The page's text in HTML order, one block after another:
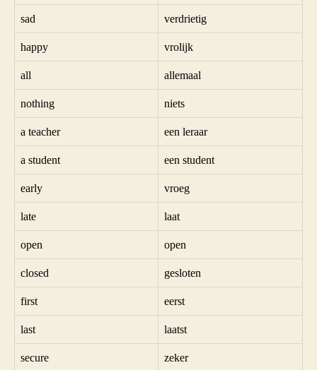
sad verdrietig
happy vrolijk
all allemaal
nothing niets
a teacher een leraar
a student een student
early vroeg
late laat
open open
closed gesloten
first eerst
last laatst
secure zeker